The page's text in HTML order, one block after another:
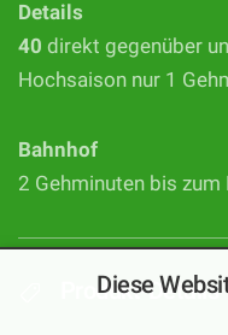
Details
40 direkt gegenüber
Hochsaison nur 1
Bahnhof
2 Gehminuten bis
Produkt-Details
Diese